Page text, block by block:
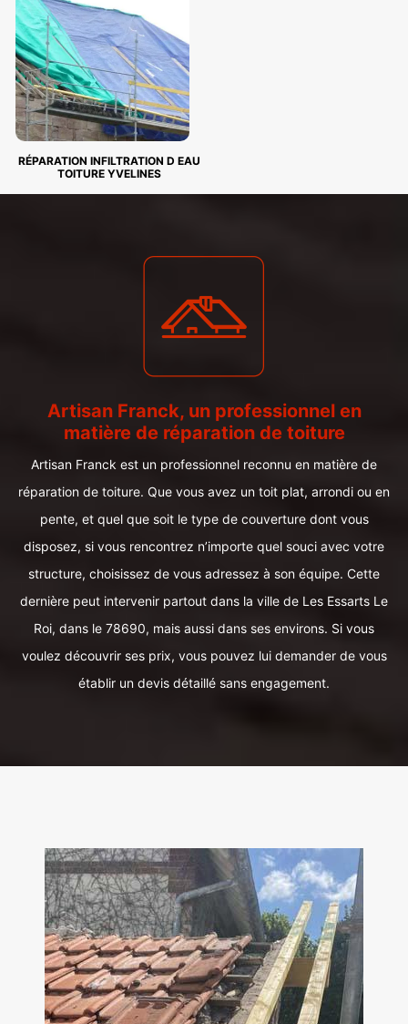
RÉPARATION INFILTRATION D EAU
TOITURE YVELINES
Artisan Franck, un professionnel en
matière de réparation de toiture
Artisan Franck est un professionnel reconnu en matière de
réparation de toiture. Que vous avez un toit plat, arrondi ou en
pente, et quel que soit le type de couverture dont vous
disposez, si vous rencontrez n’importe quel souci avec votre
structure, choisissez de vous adressez à son équipe. Cette
dernière peut intervenir partout dans la ville de Les Essarts Le
Roi, dans le 78690, mais aussi dans ses environs. Si vous
voulez découvrir ses prix, vous pouvez lui demander de vous
établir un devis détaillé sans engagement.